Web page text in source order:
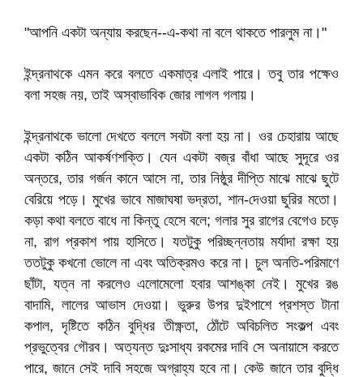
"আপনি একটা অন্যায় করছেন--এ-কথা না বলে থাকতে পারলুম না।"
ইন্দ্রনাথকে এমন করে বলতে একমাত্র এলাই পারে। তবু তার পক্ষেও
বলা সহজ নয়, তাই অস্বাভাবিক জোর লাগল গলায়।
ইন্দ্রনাথকে ভালো দেখতে বললে সবটা বলা হয় না। ওর চেহারায় আছে
একটা কঠিন আকর্ষণশক্তি। যেন একটা বজ্র বাঁধা আছে সুদূরে ওর
অন্তরে, তার গর্জন কানে আসে না, তার নিষ্ঠুর দীপ্তি মাঝে মাঝে ছুটে
বেরিয়ে পড়ে। মুখের ভাবে মাজাঘষা ভদ্রতা, শান-দেওয়া ছুরির মতো।
কড়া কথা বলতে বাধে না কিন্তু হেসে বলে; গলার সুর রাগের বেগেও চড়ে
না, রাগ প্রকাশ পায় হাসিতে। যতটুকু পরিচ্ছন্নতায় মর্যাদা রক্ষা হয়
ততটুকু কখনো ভোলে না এবং অতিক্রমও করে না। চুল অনতি-পরিমাণে
ছাঁটা, যত্ন না করলেও এলোমেলো হবার আশঙ্কা নেই। মুখের রঙ
বাদামি, লালের আভাস দেওয়া। ভুরুর উপর দুইপাশে প্রশস্ত টানা
কপাল, দৃষ্টিতে কঠিন বুদ্ধির তীক্ষ্ণতা, ঠোঁটে অবিচলিত সংকল্প এবং
প্রভুত্বের গৌরব। অত্যন্ত দুঃসাধ্য রকমের দাবি সে অনায়াসে করতে
পারে, জানে সেই দাবি সহজে অগ্রাহ্য হবে না। কেউ জানে তার বুদ্ধি